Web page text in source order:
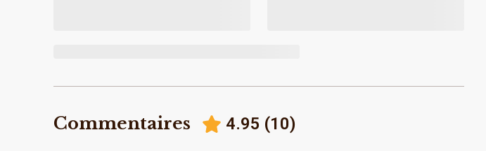
Commentaires 4.95 (10)